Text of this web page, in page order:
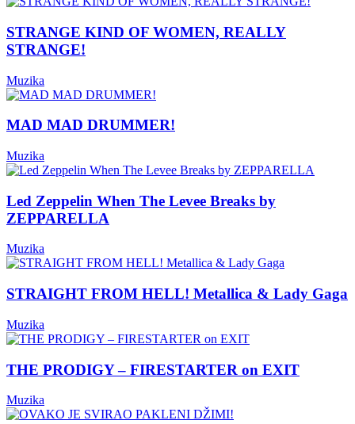
STRANGE KIND OF WOMEN, REALLY
STRANGE!
Muzika
MAD MAD DRUMMER!
Muzika
Led Zeppelin When The Levee Breaks by
ZEPPARELLA
Muzika
STRAIGHT FROM HELL! Metallica & Lady Gaga
Muzika
THE PRODIGY – FIRESTARTER on EXIT
Muzika